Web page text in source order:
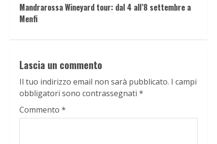
Mandrarossa Wineyard tour: dal 4 all’8 settembre a
Menfi
Lascia un commento
Il tuo indirizzo email non sarà pubblicato. I campi
obbligatori sono contrassegnati *
Commento *